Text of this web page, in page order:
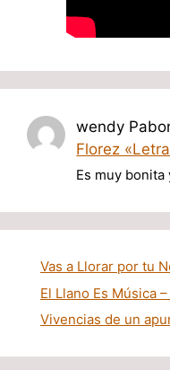
wendy
Florez
Es muy
Vas a Llorar por tu
El Llano Es Música
Vivencias de un